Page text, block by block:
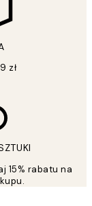
zł
15% rabatu na